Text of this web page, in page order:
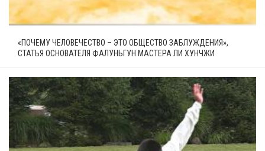
«ПОЧЕМУ ЧЕЛОВЕЧЕСТВО – ЭТО ОБЩЕСТВО ЗАБЛУЖДЕНИЯ»,
СТАТЬЯ ОСНОВАТЕЛЯ ФАЛУНЬГУН МАСТЕРА ЛИ ХУНЧЖИ